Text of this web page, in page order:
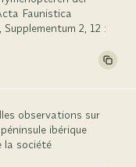
Faunistica
2, 12 :
observations sur
ibérique
la société